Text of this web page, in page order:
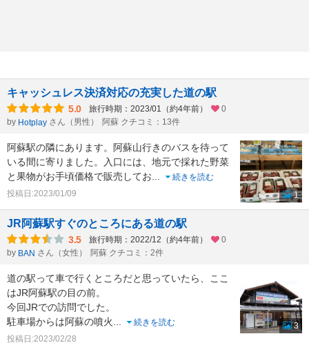
キャッシュレス決済対応の充実した道の駅
5.0 旅行時期：2023/01（約4年前）
0
by Hotplay さん（男性） 阿蘇 クチコミ：13件
阿蘇駅の隣にあります。阿蘇山行きのバスを待って
いる間に寄りました。入口には、地元で採れた野菜
と果物がお手頃価格で販売してお...
続きを読む
投稿日:2023/01/09
1
JR阿蘇駅すぐのところにある道の駅
3.5 旅行時期：2022/12（約4年前）
0
by BAN さん（女性） 阿蘇 クチコミ：2件
道の駅って車で行くところだと思っていたら、ここ
はJR阿蘇駅の目の前。
今回JRでの訪問でした。
駐車場からは阿蘇の噴火...
続きを読む
投稿日:2023/02/28
3